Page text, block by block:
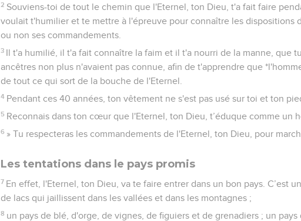
2 Souviens-toi de tout le chemin que l'Eternel, ton Dieu, t'a fait faire
voulait t'humilier et te mettre à l'épreuve pour connaître les dispositions
ou non ses commandements.
3 Il t'a humilié, il t'a fait connaître la faim et il t'a nourri de la manne, que
ancêtres non plus n'avaient pas connue, afin de t'apprendre que
de tout ce qui sort de la bouche de l'Eternel.
4 Pendant ces 40 années, ton vêtement ne s'est pas usé sur toi et ton
5 Reconnais dans ton cœur que l'Eternel, ton Dieu, t’éduque comme un
6 » Tu respecteras les commandements de l'Eternel, ton Dieu, pour
Les tentations dans le pays promis
7 En effet, l'Eternel, ton Dieu, va te faire entrer dans un bon pays. C’est
de lacs qui jaillissent dans les vallées et dans les montagnes ;
8 un pays de blé, d'orge, de vignes, de figuiers et de grenadiers ; un